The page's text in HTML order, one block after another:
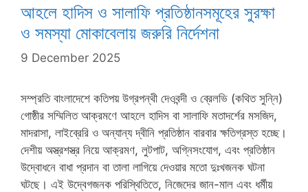
আহলে হাদিস ও সালাফি প্রতিষ্ঠানসমূহের সুরক্ষা
ও সমস্যা মোকাবেলায় জরুরি নির্দেশনা
9 December 2025
সম্প্রতি বাংলাদেশে কতিপয় উগ্রপন্থী দেওবন্দী ও ব্রেলভি (কথিত সুন্নি)
গোষ্ঠীর সম্মিলিত আক্রমণে আহলে হাদিস বা সালাফি মতাদর্শের মসজিদ,
মাদরাসা, লাইব্রেরি ও অন্যান্য দ্বীনি প্রতিষ্ঠান বারবার ক্ষতিগ্রস্ত হচ্ছে।
দেশীয় অস্ত্রশস্ত্র নিয়ে আক্রমণ, লুটপাট, অগ্নিসংযোগ, এবং প্রতিষ্ঠান
উদ্বোধনে বাধা প্রদান বা তালা লাগিয়ে দেওয়ার মতো দুঃখজনক ঘটনা
ঘটছে। এই উদ্বেগজনক পরিস্থিতিতে, নিজেদের জান-মাল এবং ধর্মীয়